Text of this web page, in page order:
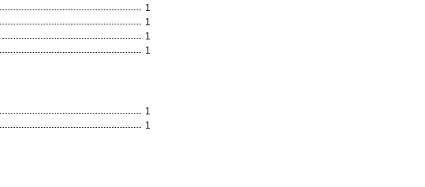
1
1
1
1
1
1